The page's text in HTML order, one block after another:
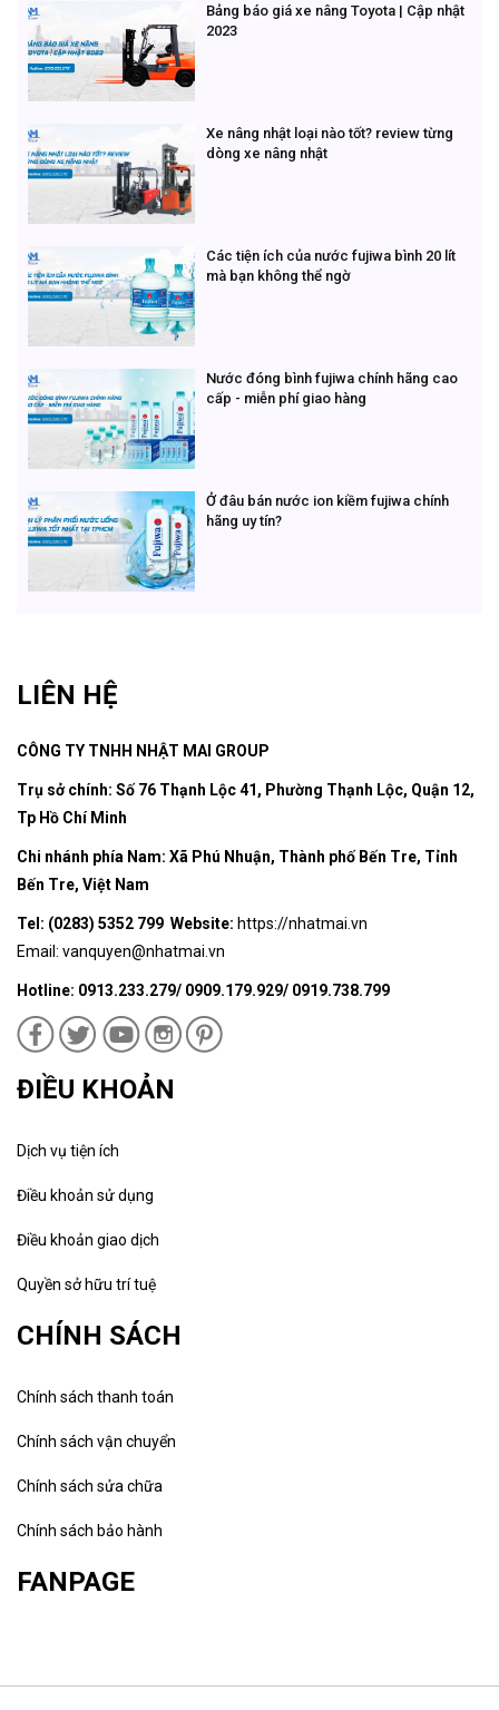
Bảng báo giá xe nâng Toyota | Cập nhật
2023
Xe nâng nhật loại nào tốt? review từng
dòng xe nâng nhật
Các tiện ích của nước fujiwa bình 20 lít
mà bạn không thể ngờ
Nước đóng bình fujiwa chính hãng cao
cấp - miễn phí giao hàng
Ở đâu bán nước ion kiềm fujiwa chính
hãng uy tín?
LIÊN HỆ
CÔNG TY TNHH NHẬT MAI GROUP
Trụ sở chính: Số 76 Thạnh Lộc 41, Phường Thạnh Lộc, Quận 12,
Tp Hồ Chí Minh
Chi nhánh phía Nam: Xã Phú Nhuận, Thành phố Bến Tre, Tỉnh
Bến Tre, Việt Nam
Tel: (0283) 5352 799 Website: https://nhatmai.vn
Email: vanquyen@nhatmai.vn
Hotline: 0913.233.279/ 0909.179.929/ 0919.738.799
ĐIỀU KHOẢN
Dịch vụ tiện ích
Điều khoản sử dụng
Điều khoản giao dịch
Quyền sở hữu trí tuệ
CHÍNH SÁCH
Chính sách thanh toán
Chính sách vận chuyển
Chính sách sửa chữa
Chính sách bảo hành
FANPAGE